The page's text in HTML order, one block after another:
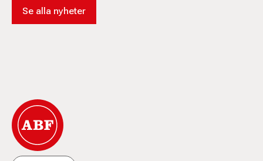
Se alla nyheter